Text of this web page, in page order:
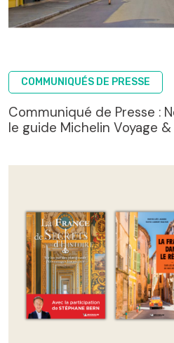
COMMUNIQUÉS DE PRESSE
Communiqué de Presse :
le guide Michelin Voyage